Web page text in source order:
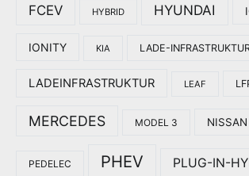
FCEV HYBRID HYUNDAI
IONITY KIA LADE-
LADEINFRASTRUKTUR LEAF
MERCEDES MODEL 3 NISSAN
PEDELEC PHEV PLUG-IN-